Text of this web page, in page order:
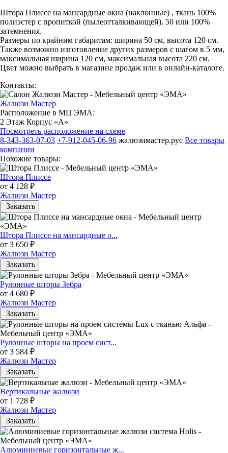
Штора Плиссе на мансардные окна (наклонные) , ткань 100%
полиэстер с пропиткой (пылеотталкивающей). 50 или 100%
затемнения.
Размеры по крайним габаритам: ширина 50 см, высота 120 см.
Также возможно изготовление других размеров с шагом в 5 мм,
максимальная ширина 120 см, максимальная высота 220 см.
Цвет можно выбрать в магазине продаж или в онлайн-каталоге.
Контакты:
Жалюзи Мастер
Расположение в МЦ ЭМА:
2 Этаж Корпус «А»
Посмотреть расположение на схеме
8-343-363-07-03 +7-912-045-06-96 жалюзимастер.рус Все товары
компании
Похожие товары:
Штора Плиссе
от 4 128 ₽
Жалюзи Мастер
Заказать
Штора Плиссе на мансардные о...
от 3 650 ₽
Жалюзи Мастер
Заказать
Рулонные шторы Зебра
от 4 680 ₽
Жалюзи Мастер
Заказать
Рулонные шторы на проем сист...
от 3 584 ₽
Жалюзи Мастер
Заказать
Вертикальные жалюзи
от 1 728 ₽
Жалюзи Мастер
Заказать
Алюминиевые горизонтальные ж...